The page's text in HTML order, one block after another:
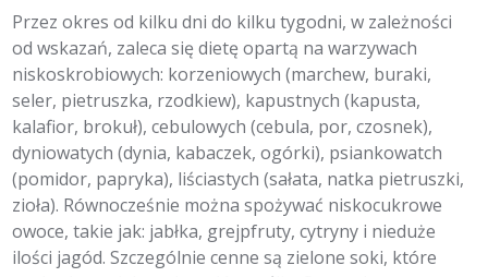
Przez okres od kilku dni do kilku tygodni, w zależności
od wskazań, zaleca się dietę opartą na warzywach
niskoskrobiowych: korzeniowych (marchew, buraki,
seler, pietruszka, rzodkiew), kapustnych (kapusta,
kalafior, brokuł), cebulowych (cebula, por, czosnek),
dyniowatych (dynia, kabaczek, ogórki), psiankowatch
(pomidor, papryka), liściastych (sałata, natka pietruszki,
zioła). Równocześnie można spożywać niskocukrowe
owoce, takie jak: jabłka, grejpfruty, cytryny i nieduże
ilości jagód. Szczególnie cenne są zielone soki, które